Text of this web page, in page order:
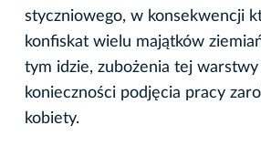
styczniowego, w konsekwencji
konfiskat wielu majątków
tym idzie, zubożenia tej warstwy
konieczności podjęcia pracy
kobiety.